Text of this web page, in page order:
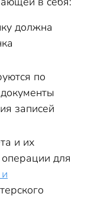
должна
по
записей
и их
для